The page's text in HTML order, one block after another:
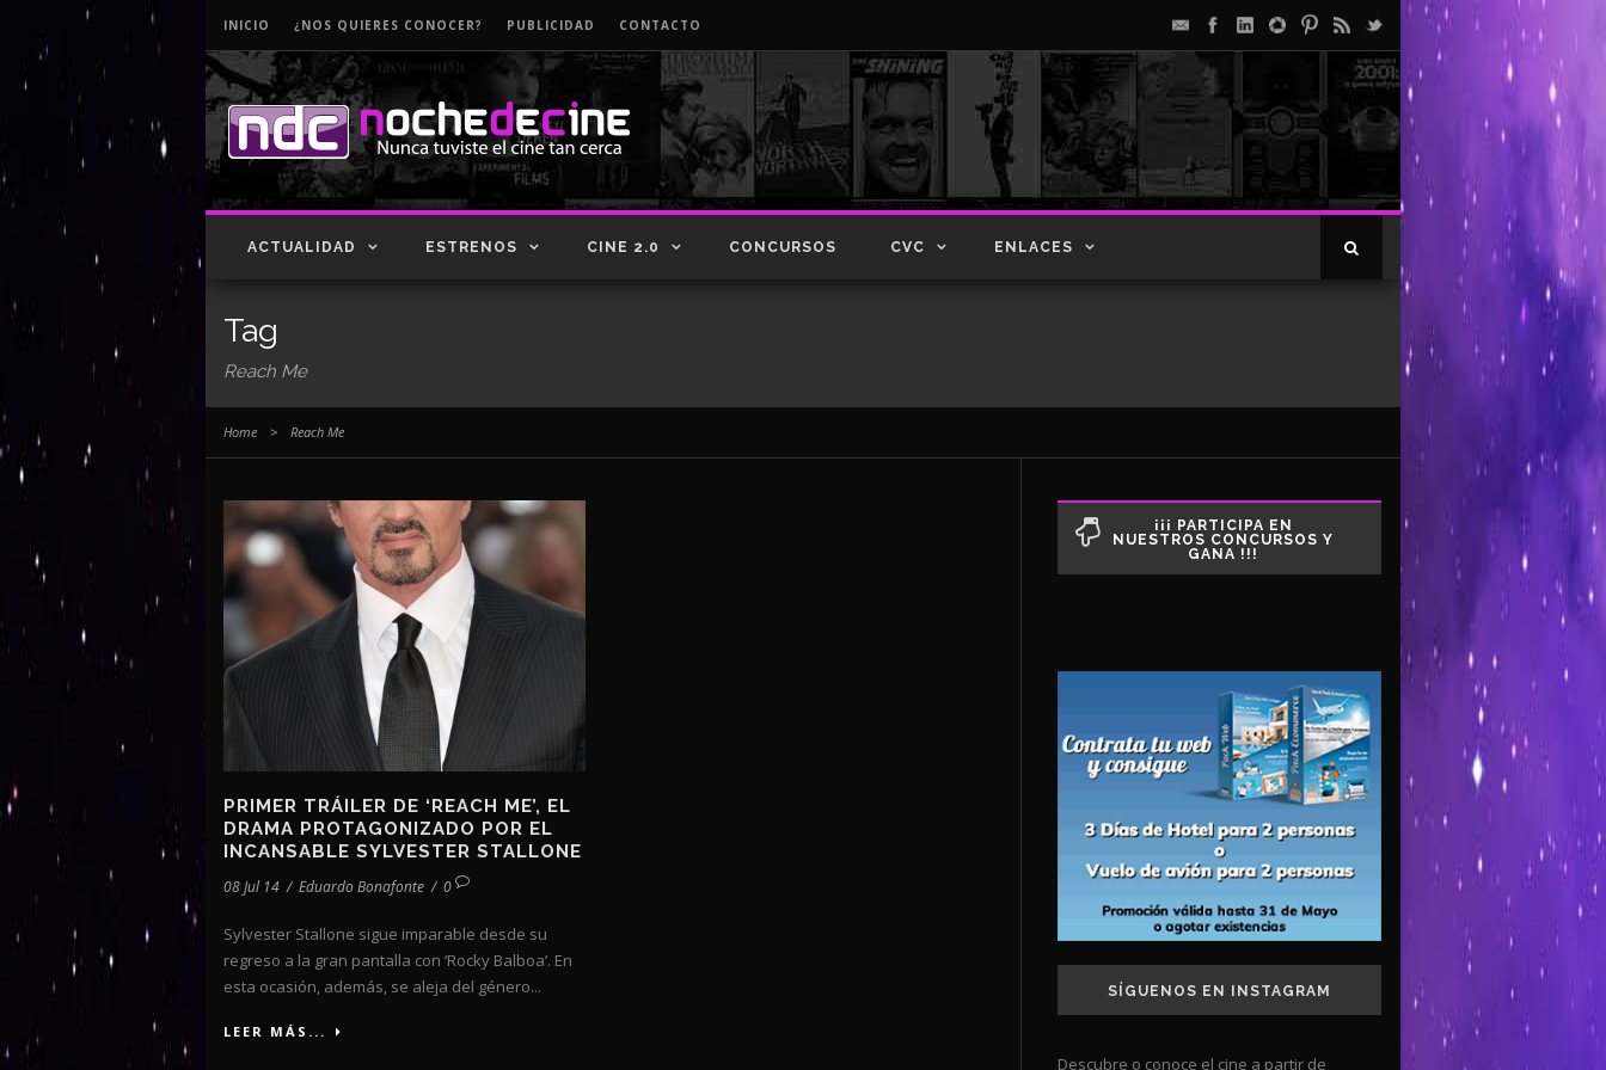
INICIO ¿NOS QUIERES CONOCER? PUBLICIDAD CONTACTO
ACTUALIDAD ESTRENOS CINE 2.0 CONCURSOS CVC ENLACES
Tag
Reach Me
Home > Reach Me
PRIMER TRÁILER DE ‘REACH ME’, EL
DRAMA PROTAGONIZADO POR EL
INCANSABLE SYLVESTER STALLONE
08 Jul 14 / Eduardo Bonafonte / 0
Sylvester Stallone sigue imparable desde su
regreso a la gran pantalla con ‘Rocky Balboa’. En
esta ocasión, además, se aleja del género...
LEER MÁS...
¡¡¡ PARTICIPA EN
NUESTROS CONCURSOS Y
GANA !!!
SÍGUENOS EN INSTAGRAM
Descubre o conoce el cine a partir de